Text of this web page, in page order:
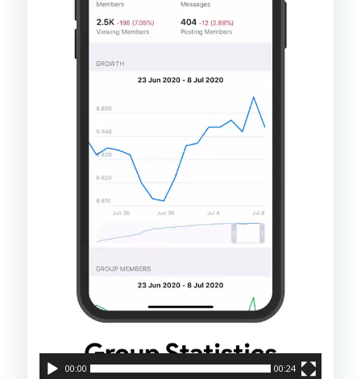
00:00 00:24